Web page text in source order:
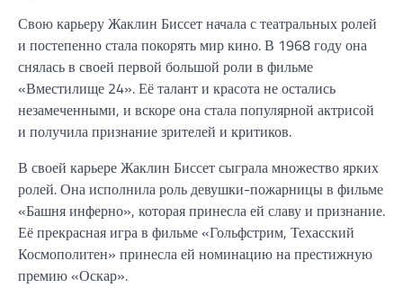
Свою карьеру Жаклин Биссет начала с театральных ролей
и постепенно стала покорять мир кино. В 1968 году она
снялась в своей первой большой роли в фильме
«Вместилище 24». Её талант и красота не остались
незамеченными, и вскоре она стала популярной актрисой
и получила признание зрителей и критиков.
В своей карьере Жаклин Биссет сыграла множество ярких
ролей. Она исполнила роль девушки-пожарницы в фильме
«Башня инферно», которая принесла ей славу и признание.
Её прекрасная игра в фильме «Гольфстрим, Техасский
Космополитен» принесла ей номинацию на престижную
премию «Оскар».